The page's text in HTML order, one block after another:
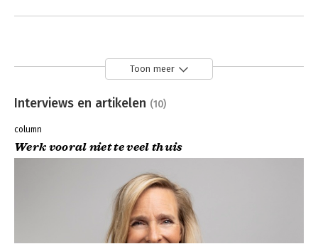
Toon meer
Interviews en artikelen (10)
column
Werk vooral niet te veel thuis